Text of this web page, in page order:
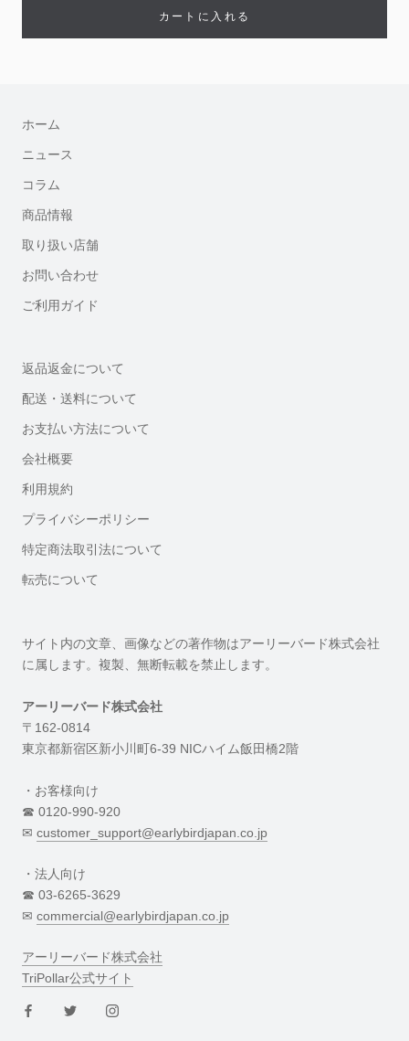
カートに入れる
ホーム
ニュース
コラム
商品情報
取り扱い店舗
お問い合わせ
ご利用ガイド
返品返金について
配送・送料について
お支払い方法について
会社概要
利用規約
プライバシーポリシー
特定商法取引法について
転売について
サイト内の文章、画像などの著作物はアーリーバード株式会社
に属します。複製、無断転載を禁止します。
アーリーバード株式会社
〒162-0814
東京都新宿区新小川町6-39 NICハイム飯田橋2階
・お客様向け
☎︎ 0120-990-920
✉︎ customer_support@earlybirdjapan.co.jp
・法人向け
☎︎ 03-6265-3629
✉︎ commercial@earlybirdjapan.co.jp
アーリーバード株式会社
TriPollar公式サイト